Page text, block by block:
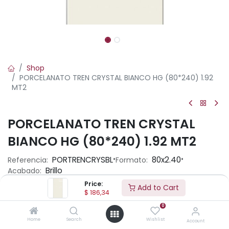
Price:
$ 186,34 Add to Cart
Home Search
0
Wishlist Account
Shop
PORCELANATO TREN CRYSTAL BIANCO HG (80*240) 1.92
MT2
PORCELANATO TREN CRYSTAL
BIANCO HG (80*240) 1.92 MT2
Referencia: PORTRENCRYSBL•Formato: 80x2.40•
Acabado: Brillo
Ambiente